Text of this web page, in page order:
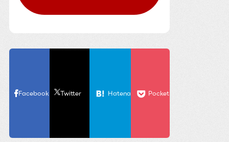
Facebook Twitter Hatena Pocket